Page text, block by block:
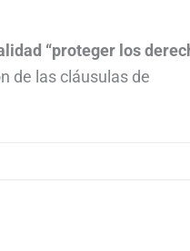
“proteger los
de las cláusulas de